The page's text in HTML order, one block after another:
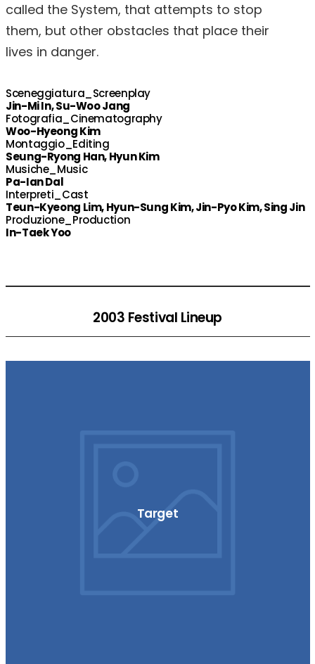
called the System, that attempts to stop
them, but other obstacles that place their
lives in danger.
Sceneggiatura_Screenplay
Jin-Mi In, Su-Woo Jang
Fotografia_Cinematography
Woo-Hyeong Kim
Montaggio_Editing
Seung-Ryong Han, Hyun Kim
Musiche_Music
Pa-Ian Dal
Interpreti_Cast
Teun-Kyeong Lim, Hyun-Sung Kim, Jin-Pyo Kim, Sing Jin
Produzione_Production
In-Taek Yoo
2003 Festival Lineup
Target